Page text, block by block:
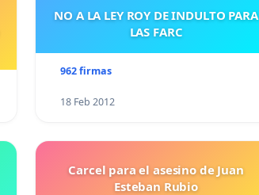
NO A LA LEY ROY DE INDULTO PARA
LAS FARC
962 firmas
18 Feb 2012
Carcel para el asesino de Juan
Esteban Rubio